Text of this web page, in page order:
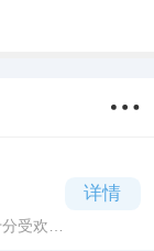
受欢迎
详情